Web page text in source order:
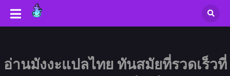
อ่านมังงะแปลไทย ทันสมัยที่รวดเร็วที่